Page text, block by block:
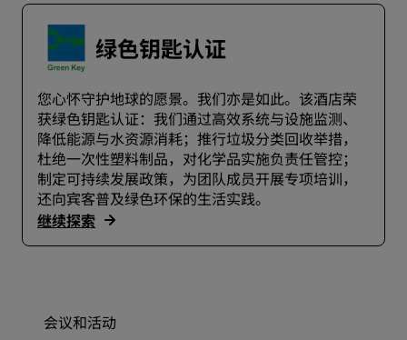
绿色钥匙认证
您心怀守护地球的愿景。我们亦是如此。该酒店荣
获绿色钥匙认证：我们通过高效系统与设施监测、
降低能源与水资源消耗；推行垃圾分类回收举措，
杜绝一次性塑料制品，对化学品实施负责任管控；
制定可持续发展政策，为团队成员开展专项培训，
还向宾客普及绿色环保的生活实践。
继续探索
会议和活动